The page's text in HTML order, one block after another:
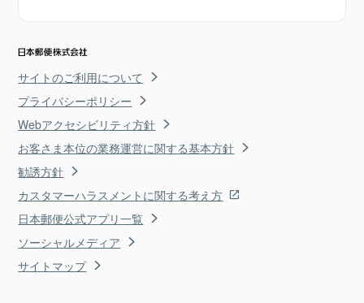
サイトのご利用について
プライバシーポリシー
Webアクセシビリティ方針
お客さま本位の業務運営に関する基本方針
勧誘方針
カスタマーハラスメントに関する考え方
日本郵便公式アプリ一覧
ソーシャルメディア
サイトマップ